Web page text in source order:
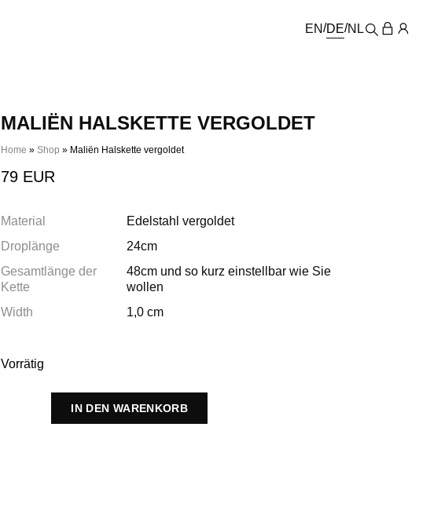
EN DE NL
MALIËN HALSKETTE VERGOLDET
Home »Shop » Maliën Halskette vergoldet
79 EUR
Material
Edelstahl vergoldet
Droplänge
24cm
Gesamtlänge der
Kette
48cm und so kurz einstellbar wie Sie
wollen
Width
1,0 cm
Vorrätig
IN DEN WARENKORB